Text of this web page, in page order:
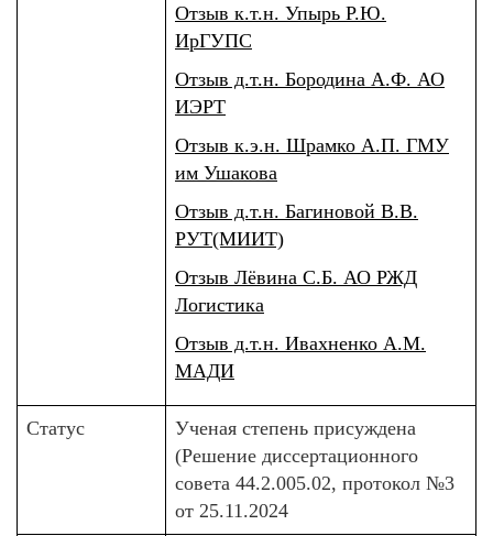
Отзыв к.т.н. Упырь Р.Ю.
ИрГУПС
Отзыв д.т.н. Бородина А.Ф. АО
ИЭРТ
Отзыв к.э.н. Шрамко А.П. ГМУ
им Ушакова
Отзыв д.т.н. Багиновой В.В.
РУТ(МИИТ)
Отзыв Лёвина С.Б. АО РЖД
Логистика
Отзыв д.т.н. Ивахненко А.М.
МАДИ
Статус
Ученая степень присуждена
(Решение диссертационного
совета 44.2.005.02, протокол №3
от 25.11.2024